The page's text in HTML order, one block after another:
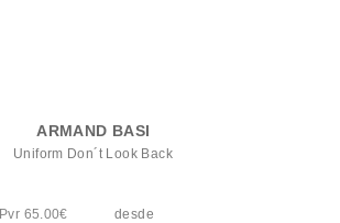
ARMAND BASI
Uniform Don´t Look Back
Pvr 65.00€ desde